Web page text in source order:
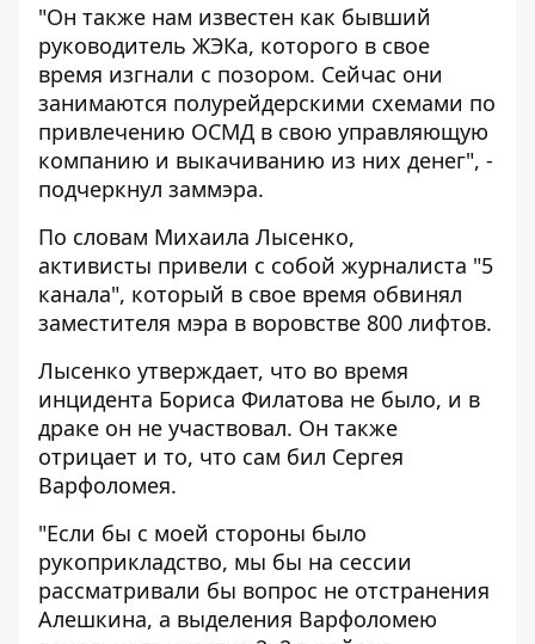
"Он также нам известен как бывший
руководитель ЖЭКа, которого в свое
время изгнали с позором. Сейчас они
занимаются полурейдерскими схемами по
привлечению ОСМД в свою управляющую
компанию и выкачиванию из них денег", -
подчеркнул заммэра.
По словам Михаила Лысенко,
активисты привели с собой журналиста "5
канала", который в свое время обвинял
заместителя мэра в воровстве 800 лифтов.
Лысенко утверждает, что во время
инцидента Бориса Филатова не было, и в
драке он не участвовал. Он также
отрицает и то, что сам бил Сергея
Варфоломея.
"Если бы с моей стороны было
рукоприкладство, мы бы на сессии
рассматривали бы вопрос не отстранения
Алешкина, а выделения Варфоломею